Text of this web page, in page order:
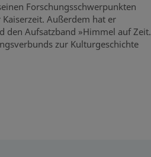
Forschungsschwerpunkten
Außerdem hat er
den Aufsatzband »Himmel auf Zeit.
zur Kulturgeschichte